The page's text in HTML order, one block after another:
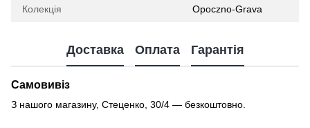
Колекція Opoczno-Grava
Доставка Оплата Гарантія
Самовивіз
З нашого магазину, Стеценко, 30/4 — безкоштовно.